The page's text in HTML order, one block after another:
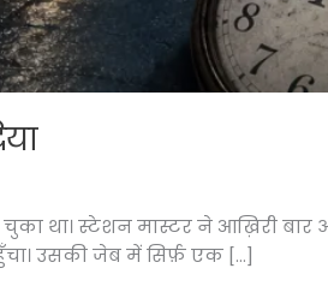
चुका था। स्टेशन मास्टर ने आख़िरी
उसकी जेब में सिर्फ़ एक […]